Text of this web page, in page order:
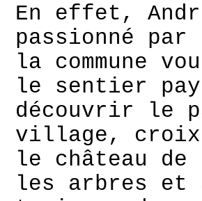
En effet,
passionné
la commune
le sentier
découvrir le
village,
le château
les arbres et